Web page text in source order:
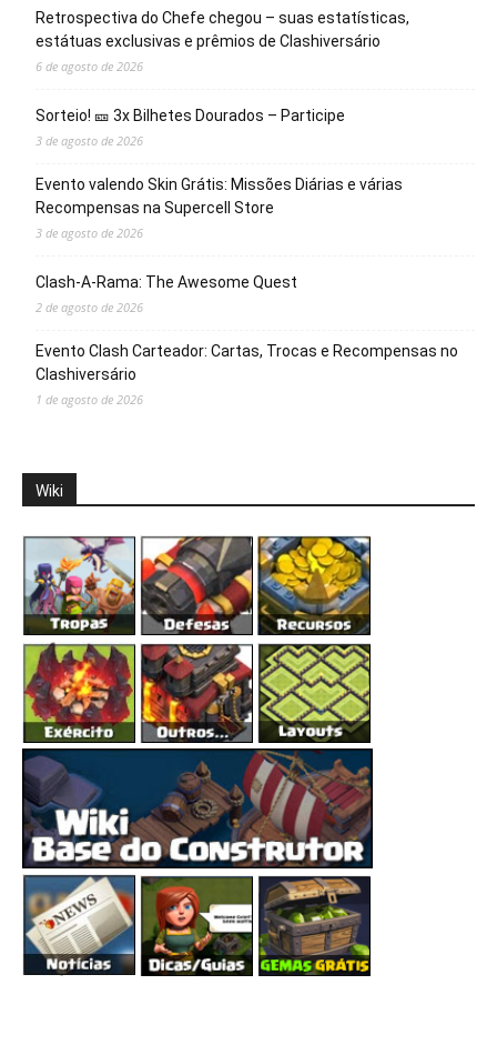
Retrospectiva do Chefe chegou – suas estatísticas,
estátuas exclusivas e prêmios de Clashiversário
6 de agosto de 2026
Sorteio! 🎫 3x Bilhetes Dourados – Participe
3 de agosto de 2026
Evento valendo Skin Grátis: Missões Diárias e várias
Recompensas na Supercell Store
3 de agosto de 2026
Clash-A-Rama: The Awesome Quest
2 de agosto de 2026
Evento Clash Carteador: Cartas, Trocas e Recompensas no
Clashiversário
1 de agosto de 2026
Wiki